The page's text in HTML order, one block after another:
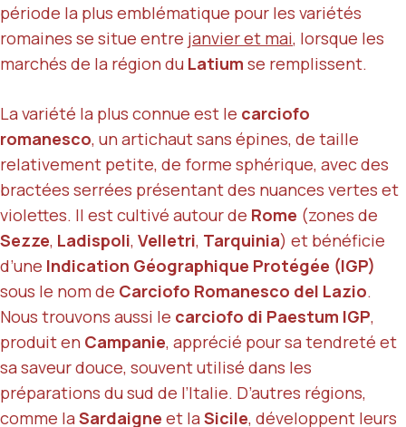
période la plus emblématique pour les variétés
romaines se situe entre janvier et mai, lorsque les
marchés de la région du Latium se remplissent.
La variété la plus connue est le carciofo
romanesco, un artichaut sans épines, de taille
relativement petite, de forme sphérique, avec des
bractées serrées présentant des nuances vertes et
violettes. Il est cultivé autour de Rome (zones de
Sezze, Ladispoli, Velletri, Tarquinia) et bénéficie
d’une Indication Géographique Protégée (IGP)
sous le nom de Carciofo Romanesco del Lazio.
Nous trouvons aussi le carciofo di Paestum IGP,
produit en Campanie, apprécié pour sa tendreté et
sa saveur douce, souvent utilisé dans les
préparations du sud de l’Italie. D’autres régions,
comme la Sardaigne et la Sicile, développent leurs